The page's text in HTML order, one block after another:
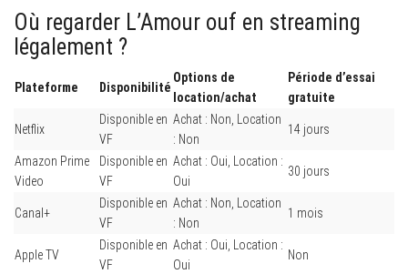
Où regarder L’Amour ouf en streaming
légalement ?
Plateforme Disponibilité
Options de
location/achat
Période d’essai
gratuite
Netflix
Disponible en
VF
Achat : Non, Location
: Non
14 jours
Amazon Prime
Video
Disponible en
VF
Achat : Oui, Location :
Oui
30 jours
Canal+
Disponible en
VF
Achat : Non, Location
: Non
1 mois
Apple TV
Disponible en
VF
Achat : Oui, Location :
Oui
Non